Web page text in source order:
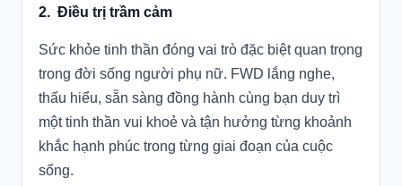
2. Điều trị trầm cảm
Sức khỏe tinh thần đóng vai trò đặc biệt quan trọng
trong đời sống người phụ nữ. FWD lắng nghe,
thấu hiểu, sẵn sàng đồng hành cùng bạn duy trì
một tinh thần vui khoẻ và tận hưởng từng khoảnh
khắc hạnh phúc trong từng giai đoạn của cuộc
sống.